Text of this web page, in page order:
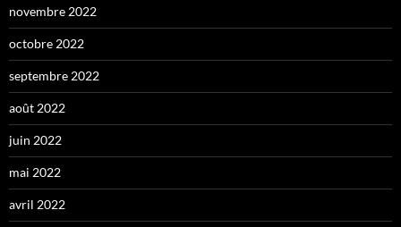
novembre 2022
octobre 2022
septembre 2022
août 2022
juin 2022
mai 2022
avril 2022